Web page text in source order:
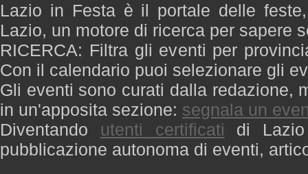
Lazio in Festa è il portale delle
Lazio, un motore di ricerca per sapere
RICERCA: Filtra gli eventi per
Con il calendario puoi selezionare gli
Gli eventi sono curati dalla redazione,
in un'apposita sezione: segnala un
Diventando utenti certificati di
pubblicazione autonoma di eventi,